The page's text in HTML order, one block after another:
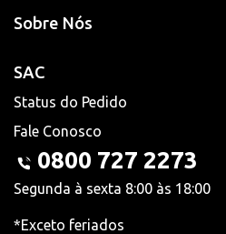
Sobre Nós
SAC
Status do Pedido
Fale Conosco
0800 727 2273
Segunda à sexta 8:00 às 18:00
*Exceto feriados